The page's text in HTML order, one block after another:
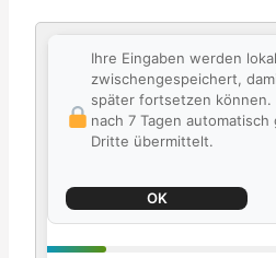
Ihre Eingaben werden
zwischengespeichert,
später fortsetzen können.
nach 7 Tagen
Dritte übermittelt.
OK